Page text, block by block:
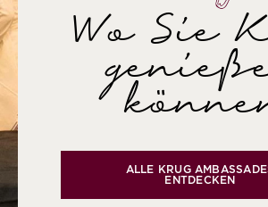
Wo Sie
ALLE KRUG
ENTDECKEN